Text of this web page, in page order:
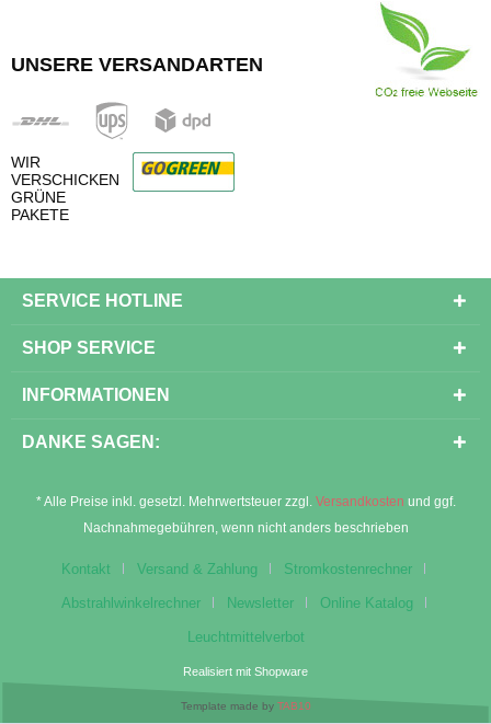
UNSERE VERSANDARTEN
WIR
VERSCHICKEN
GRÜNE
PAKETE
SERVICE HOTLINE
SHOP SERVICE
INFORMATIONEN
DANKE SAGEN:
* Alle Preise inkl. gesetzl. Mehrwertsteuer zzgl. Versandkosten und ggf.
Nachnahmegebühren, wenn nicht anders beschrieben
Kontakt Versand & Zahlung Stromkostenrechner
Abstrahlwinkelrechner Newsletter Online Katalog
Leuchtmittelverbot
Realisiert mit Shopware
Template made by TAB10